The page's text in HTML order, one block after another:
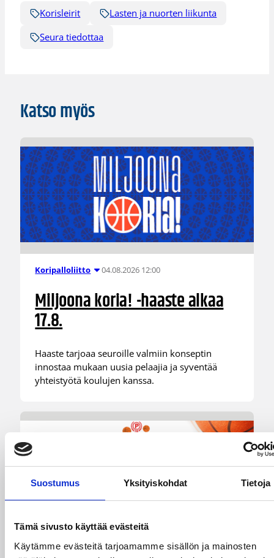
Suostumus Yksityiskohdat Tietoja
Tämä sivusto käyttää evästeitä
Käytämme evästeitä tarjoamamme sisällön ja mainosten
Korisleirit
Lasten ja nuorten liikunta
Seura tiedottaa
Katso myös
Koripalloliitto 04.08.2026 12:00
Miljoona koria! -haaste alkaa
17.8.
Haaste tarjoaa seuroille valmiin konseptin
innostaa mukaan uusia pelaajia ja syventää
yhteistyötä koulujen kanssa.
Delfin Basket Tournament